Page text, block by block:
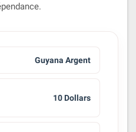
Guyana Argent
10 Dollars